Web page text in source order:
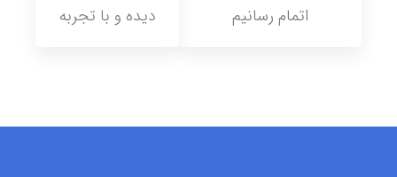
اتمام رسانیم
دیده و با تجربه